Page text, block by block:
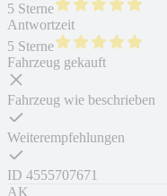
5 Sterne
Antwortzeit
5 Sterne
Fahrzeug gekauft
Fahrzeug wie beschrieben
Weiterempfehlungen
ID 4555707671
AK